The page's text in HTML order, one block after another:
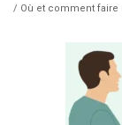
/ Où et comment faire